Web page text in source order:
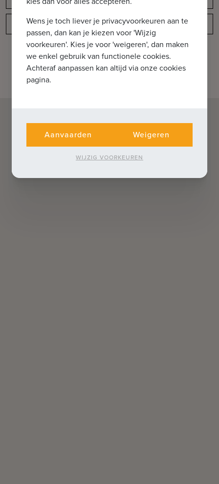
Indeling
Wens je toch liever je privacyvoorkeuren aan te
passen, dan kan je kiezen voor 'Wijzig
voorkeuren'. Kies je voor 'weigeren', dan maken
we enkel gebruik van functionele cookies.
Achteraf aanpassen kan altijd via onze cookies
pagina.
Aanvaarden Weigeren
WIJZIG VOORKEUREN